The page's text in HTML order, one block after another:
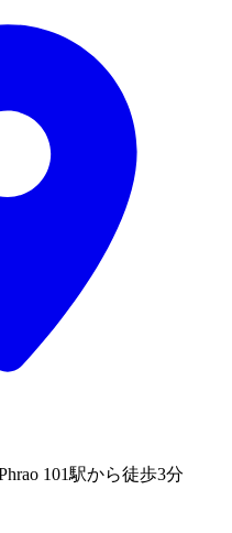
101駅から徒歩3分